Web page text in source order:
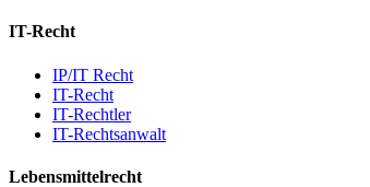
IT-Recht
IP/IT Recht
IT-Recht
IT-Rechtler
IT-Rechtsanwalt
Lebensmittelrecht